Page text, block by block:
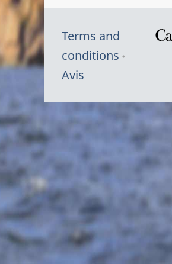
Terms and
conditions
Avis